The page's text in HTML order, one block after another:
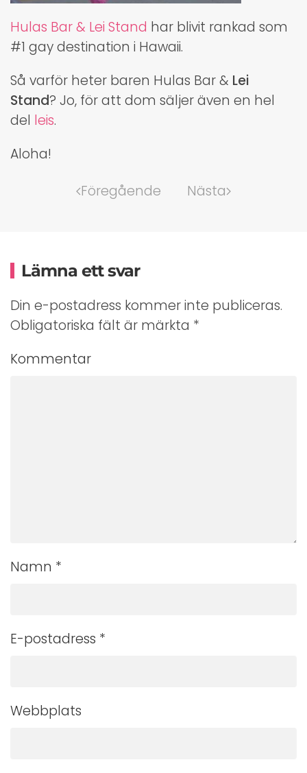
Hulas Bar & Lei Stand har blivit rankad som
#1 gay destination i Hawaii.
Så varför heter baren Hulas Bar & Lei
Stand? Jo, för att dom säljer även en hel
del leis.
Aloha!
Föregående
Nästa
Lämna ett svar
Din e-postadress kommer inte publiceras.
Obligatoriska fält är märkta *
Kommentar
Namn *
E-postadress *
Webbplats